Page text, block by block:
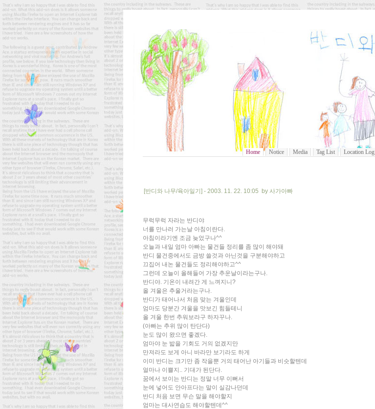
사과가 열리는 반디와 나무의 집
Home Notice Media Tag List Location Log
[반디와 나무/육아일기] - 2003. 11. 22. 10:05 by 사가아빠
무럭무럭 자라는 반디야
너를 만나러 가는날 아침이란다.
아침이라기엔 조금 늦었구나^^
오늘과 내일 엄마 아빠는 물건들 정리를 좀 많이 해야돼
반디 물건중에서도 금방 쓸것과 아닌것을 구분해야하고
끄집어 내논 물건들도 정리해야하고^^
그런데 오늘이 올해들어 가장 추운날이라는구나.
반디야. 기온이 내려간 게 느껴지니?
올 겨울은 추울거라는구나.
반디가 태어나서 처음 맞는 겨울인데
엄마도 당분간 겨울을 맛보긴 힘들테니
올 겨울 한번 추워보라구 하자꾸나.
(아빠는 추위 많이 탄단다)
눈도 많이 왔으면 좋겠다.
엄마야 눈 밟을 기회도 거의 없겠지만
만져라도 보게 아니 바라만 보기라도 하게
이미 반디는 크기만 좀 작을뿐 거의 태어난 아기들과 비슷할텐데
얼마나 이쁠지.. 기대가 된단다.
꿈에서 보이는 반디는 정말 너무 이뻐서
눈에 넣어도 안아프다는 말이 실감나던데
반디 처음 보면 무슨 말을 해야할지
엄마는 대사연습도 해야할텐데^^